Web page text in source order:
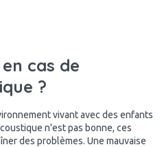
cas de
?
vivant avec des enfants
n'est pas bonne, ces
des problèmes. Une mauvaise